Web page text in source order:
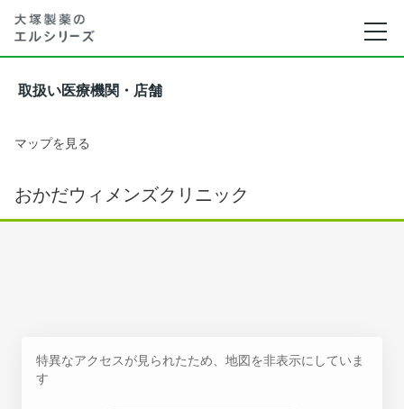
取扱い医療機関・店舗
マップを見る
おかだウィメンズクリニック
特異なアクセスが見られたため、地図を非表示にしていま
す